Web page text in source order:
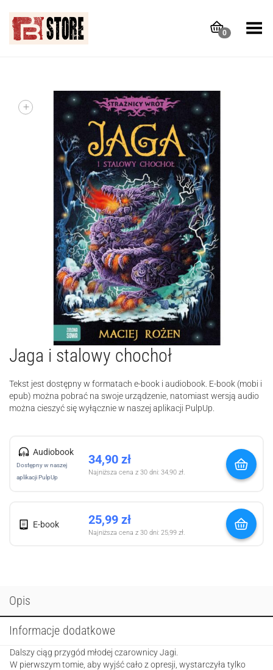
0
Toggle Menu
+
Jaga i stalowy chochoł
Tekst jest dostępny w formatach e-book i audiobook. E-book (mobi i
epub) można pobrać na swoje urządzenie, natomiast wersją audio
można cieszyć się wyłącznie w naszej aplikacji PulpUp.
Audiobook
Dostępny w naszej
aplikacji PulpUp
34,90 zł
Najniższa cena z 30 dni: 34,90 zł.
E-book 25,99 zł
Najniższa cena z 30 dni: 25,99 zł.
Opis
Informacje dodatkowe
Dalszy ciąg przygód młodej czarownicy Jagi.
W pierwszym tomie, aby wyjść cało z opresji, wystarczyła tylko